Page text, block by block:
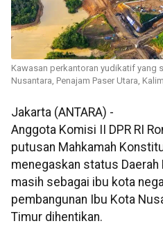
Kawasan perkantoran yudikatif yang
Nusantara, Penajam Paser Utara,
Jakarta (ANTARA) -
Anggota Komisi II DPR RI
putusan Mahkamah
menegaskan status
masih sebagai ibu kota
pembangunan Ibu Kota
Timur dihentikan.